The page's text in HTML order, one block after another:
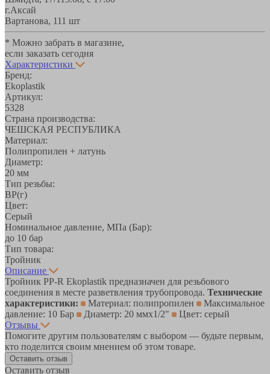
г.Аксай
Вартанова, 111 шт
* Можно забрать в магазине,
если заказать сегодня
Характеристики
Бренд:
Ekoplastik
Артикул:
5328
Страна производства:
ЧЕШСКАЯ РЕСПУБЛИКА
Материал:
Полипропилен + латунь
Диаметр:
20 мм
Тип резьбы:
ВР(г)
Цвет:
Серый
Номинальное давление, МПа (Бар):
до 10 бар
Тип товара:
Тройник
Описание
Тройник PP-R Ekoplastik предназначен для резьбового
соединения в месте разветвления трубопровода. Технические
характеристики:
Материал: полипропилен
Максимальное
давление: 10 Бар
Диаметр: 20 ммх1/2"
Цвет: серый
Отзывы
Помогите другим пользователям с выбором — будьте первым,
кто поделится своим мнением об этом товаре.
Оставить отзыв
Оставить отзыв